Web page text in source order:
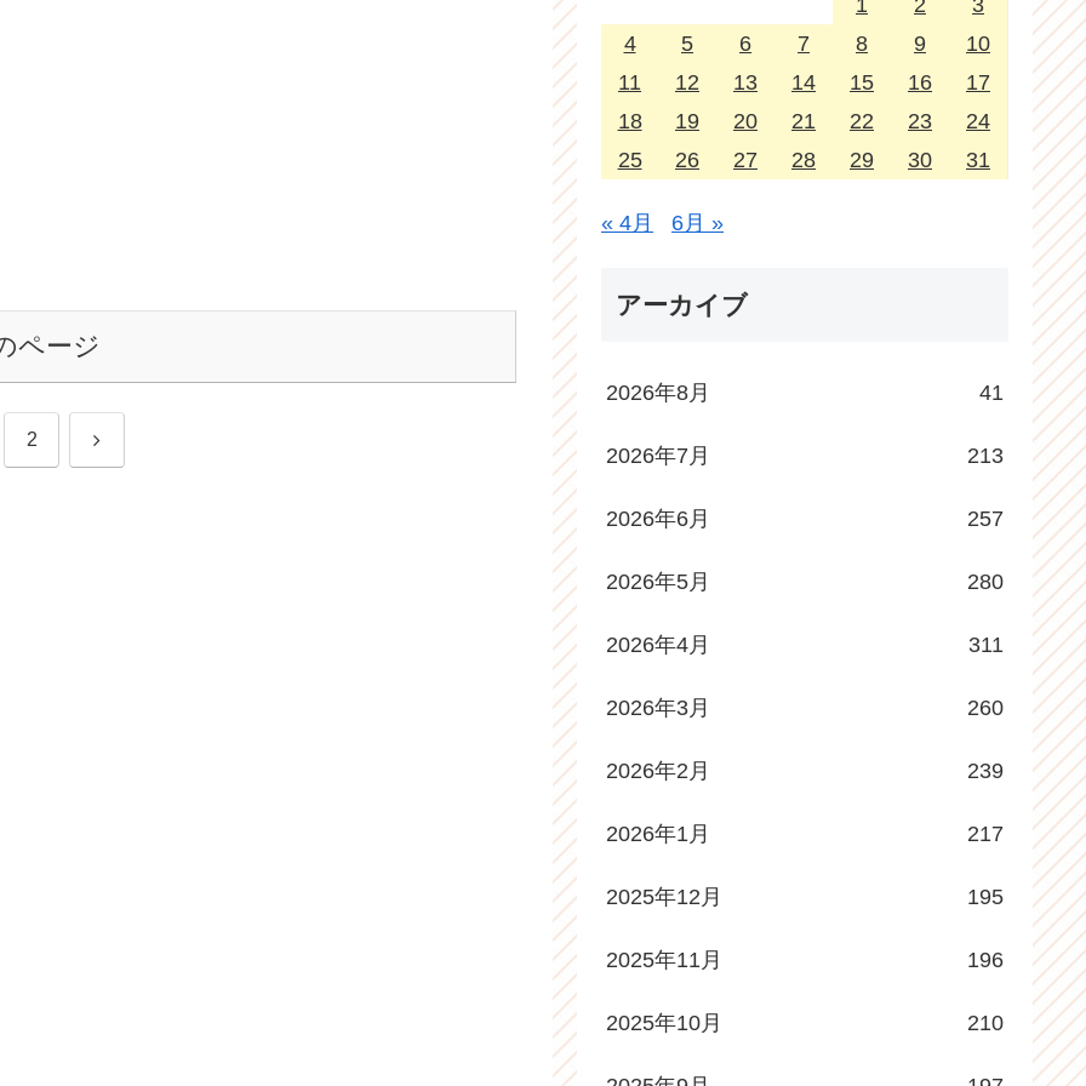
ページ
2 次
4
5 6 7 8 9
10
11
12 13 14 15 16
17
18
19 20 21 22 23
24
25
26 27 28 29 30 31
« 4月 6月 »
アーカイブ
2026年8月 41
2026年7月 213
2026年6月 257
2026年5月 280
2026年4月 311
2026年3月 260
2026年2月 239
2026年1月 217
2025年12月 195
2025年11月 196
2025年10月 210